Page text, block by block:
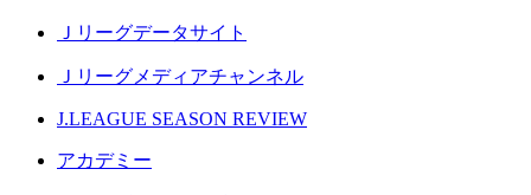
Ｊリーグデータサイト
Ｊリーグメディアチャンネル
J.LEAGUE SEASON REVIEW
アカデミー